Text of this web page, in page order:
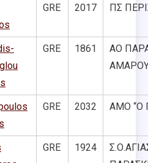
GRE 2017 ΠΣ
GRE 1861
ΑΟ
GRE 2032 ΑΜΟ “Ο
GRE 1924